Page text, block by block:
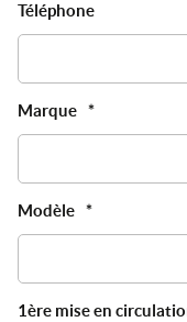
Téléphone
Marque *
Modèle *
1ère mise en